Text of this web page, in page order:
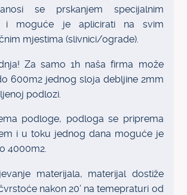
se prskanjem specijalnim
i moguće je aplicirati na svim
mjestima (slivnici/ograde).
Za samo 1h naša firma može
600m2 jednog sloja debljine 2mm
podlozi.
podloge, podloga se priprema
i u toku jednog dana moguće je
4000m2.
materijala, materijal dostiže
nakon 20’ na temepraturi od